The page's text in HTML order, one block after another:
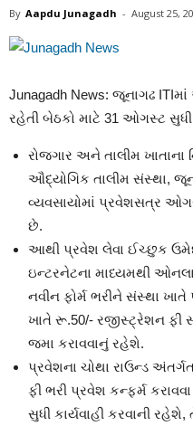
By Aapdu Junagadh - August 25,
Junagadh News: જૂનાગઢ
રહેતી બેઠકો માટે 31 ઓગસ્ટ
રોજગાર અને તાલીમ
ઔદ્યોગિક તાલીમ સંસ્થા,
વ્યવસાયોમાં પ્રવેશસત્ર
છે.
આથી પ્રવેશ લેવા ઈચ્છુક
ઇન્ટરનેટના માધ્યમથી
નવીન ફોર્મ ભરીને સંસ્થા
ખાતે રૂ.50/- રજીસ્ટ્રેશન ફી
જમા કરાવવાનું રહેશે.
પ્રવેશના ચોથા રાઉન્ડ
ફી ભરી પ્રવેશ કન્ફર્મ
સુધી કાર્યવાહી કરવાની